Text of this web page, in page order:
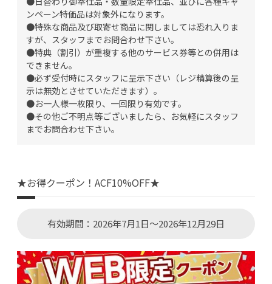
ンペーン特価品は対象外になります。
●特殊な商品及び取寄せ商品に関しましては恐れ入りま
すが、スタッフまでお問合わせ下さい。
●特典（割引）が重複する他のサービス券等との併用は
できません。
●必ず受付時にスタッフに呈示下さい（レジ精算後の呈
示は無効とさせていただきます）。
●お一人様一枚限り、一回限り有効です。
●その他ご不明点等ございましたら、お気軽にスタッフ
までお問合わせ下さい。
★お得クーポン！ACF10%OFF★
有効期間：2026年7月1日～2026年12月29日